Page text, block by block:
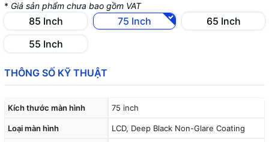
* Giá sản phẩm chưa bao gồm VAT
85 Inch 75 Inch
65 Inch
55 Inch
THÔNG SỐ KỸ THUẬT
Kích thước màn hình 75 inch
Loại màn hình LCD, Deep Black Non-Glare Coating